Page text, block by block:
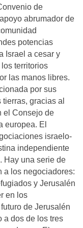
de
abrumador de
potencias
Israel a cesar y
territorios
las manos libres.
por sus
gracias al
el Consejo de
europea. El
israelo-
independiente
Hay una serie de
a los negociadores:
y Jerusalén
en los
de Jerusalén
a dos de los tres